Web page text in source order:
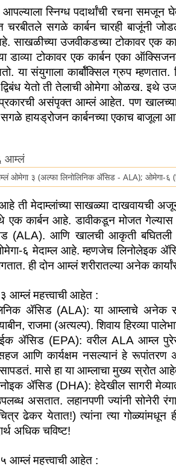
स्निग्ध पदार्थांची रचना
चरबीतले सगळे कार्बन चारही बाजूंनी
साखळीच्या उजवीकडच्या टोकावर एक
डाव्या टोकावर एक कार्बन एका
या संयुगाला कार्बॉक्सिल ग्रुप
द्विबंध येतो ती तेलाची ओमेगा ओळख. इथे
असंपृक्त आम्लं आहेत. पण खालच्या
हायड्रोजन कार्बनच्या एकाच बाजूला
ओमेगा ३ (अल्फा लिनोलिनिक ॲसिड - ALA); ओमेगा-६
ती मेदाम्लांच्या साखळ्या दाखवायची
एक कार्बन आहे. डावीकडून मोजत
(ALA). आणि खालची आकृती बघितली
ओमेगा-६ मेदाम्ल आहे. म्हणजेच लिनोलेइक
ही दोन आम्लं शरीरातल्या अनेक
आम्लं महत्त्वाची आहेत :
ॲसिड (ALA): या आम्लाचे अनेक
राजमा (अत्यल्प). शिवाय हिरव्या
ॲसिड (EPA): वरील ALA आम्ल
आणि कार्यक्षम नसल्यानं हे रूपांतरण
मासे हा या आम्लाचा मुख्य स्रोत
ॲसिड (DHA): हेदेखील सागरी
असतात. लहानपणी ज्यांनी सोनेरी
ढेकर येतात!) त्यांना त्या गोळ्यांमधून
अधिक चविष्ट!
आम्लं महत्त्वाची आहेत :